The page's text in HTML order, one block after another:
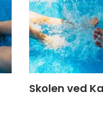
Skolen ved